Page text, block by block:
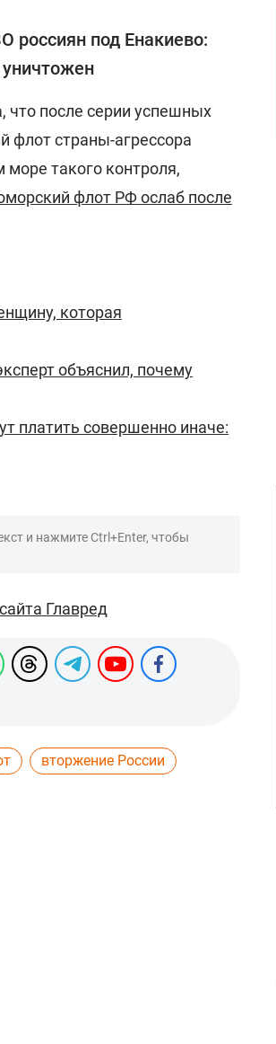
россиян под Енакиево:
что после серии успешных
флот страны-агрессора
море такого контроля,
флот РФ ослаб после
которая
объяснил, почему
платить совершенно иначе:
и нажмите Ctrl+Enter, чтобы
Главред
вторжение России